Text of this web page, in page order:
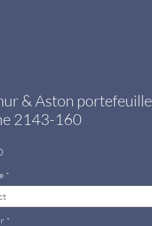
& Aston portefeuille
2143-160
Price
*
*